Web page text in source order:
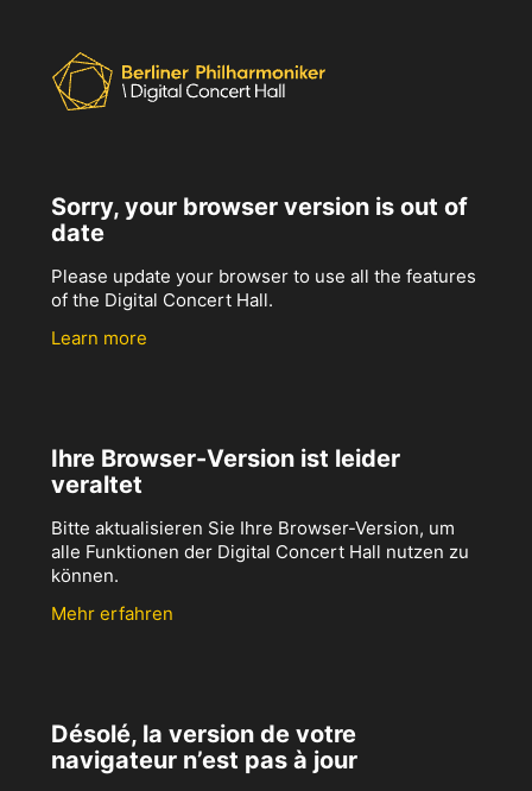
Sorry, your browser version is out of
date
Please update your browser to use all the features
of the Digital Concert Hall.
Learn more
Ihre Browser-Version ist leider
veraltet
Bitte aktualisieren Sie Ihre Browser-Version, um
alle Funktionen der Digital Concert Hall nutzen zu
können.
Mehr erfahren
Désolé, la version de votre
navigateur n’est pas à jour